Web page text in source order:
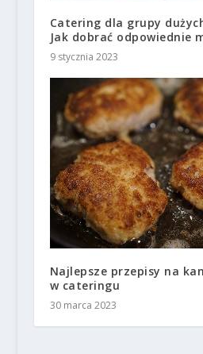
Catering dla grupy
Jak dobrać odpowiednie
9 stycznia 2023
Najlepsze przepisy na
w cateringu
30 marca 2023